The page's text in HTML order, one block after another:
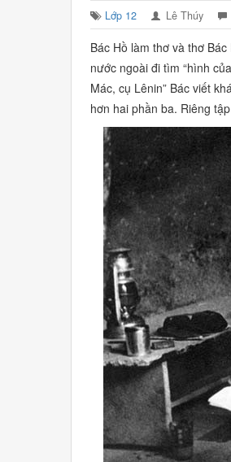
Lớp 12 Lê Thúy
Bác Hồ làm thơ và thơ
nước ngoài đi tìm “hình
Mác, cụ Lênin” Bác viết
hơn hai phần ba. Riêng tập